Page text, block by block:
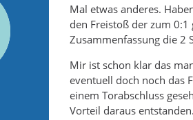
Mal etwas anderes.
den Freistoß der zum
Zusammenfassung die 2
Mir ist schon klar das
eventuell doch noch das
einem Torabschluss
Vorteil daraus